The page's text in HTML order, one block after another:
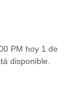
PM hoy 1 de
disponible.